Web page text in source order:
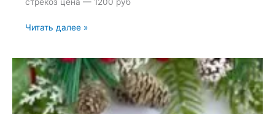
Брошь
3
февраля
2025
Читать далее »